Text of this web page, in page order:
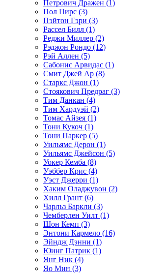
Петрович Дражен (1)
Пол Пирс (3)
Пэйтон Гэри (3)
Рассел Билл (1)
Реджи Миллер (2)
Рэджон Рондо (12)
Рэй Аллен (5)
Сабонис Арвидас (1)
Смит Джей Ар (8)
Старкс Джон (1)
Стоякович Предраг (3)
Тим Данкан (4)
Тим Хардуэй (2)
Томас Айзея (1)
Тони Кукоч (1)
Тони Паркер (5)
Уильямс Дерон (1)
Уильямс Джейсон (5)
Уокер Кемба (8)
Уэббер Крис (4)
Уэст Джерри (1)
Хаким Оладжувон (2)
Хилл Грант (6)
Чарльз Баркли (3)
Чемберлен Уилт (1)
Шон Кемп (3)
Энтони Кармело (16)
Эйндж Дэнни (1)
Юинг Патрик (1)
Янг Ник (4)
Яо Мин (3)